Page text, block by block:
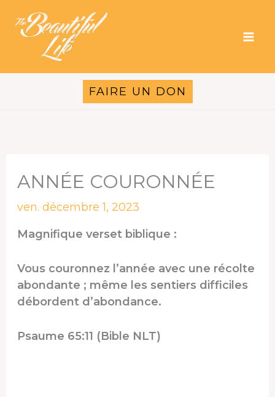
contenu
FAIRE UN DON
ANNÉE COURONNÉE
ven. décembre 1, 2023
Magnifique verset biblique :
Vous couronnez l’année avec une récolte
abondante ; même les sentiers difficiles
débordent d’abondance.
Psaume 65:11 (Bible NLT)